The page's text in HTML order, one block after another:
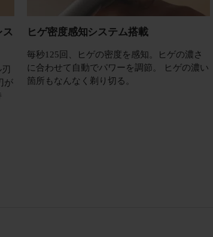
ス
が
ヒゲ密度感知システム搭載
毎秒125回、ヒゲの密度を感知。ヒゲの濃さ
に合わせて自動でパワーを調節。 ヒゲの濃い
箇所もなんなく剃り切る。